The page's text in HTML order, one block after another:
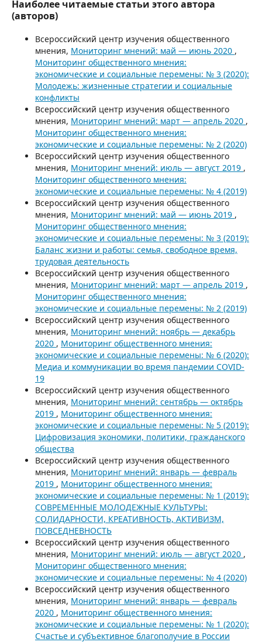
Наиболее читаемые статьи этого автора
(авторов)
Всероссийский центр изучения общественного
мнения, Мониторинг мнений: май — июнь 2020 ,
Мониторинг общественного мнения:
экономические и социальные перемены: № 3 (2020):
Молодежь: жизненные стратегии и социальные
конфликты
Всероссийский центр изучения общественного
мнения, Мониторинг мнений: март — апрель 2020 ,
Мониторинг общественного мнения:
экономические и социальные перемены: № 2 (2020)
Всероссийский центр изучения общественного
мнения, Мониторинг мнений: июль — август 2019 ,
Мониторинг общественного мнения:
экономические и социальные перемены: № 4 (2019)
Всероссийский центр изучения общественного
мнения, Мониторинг мнений: май — июнь 2019 ,
Мониторинг общественного мнения:
экономические и социальные перемены: № 3 (2019):
Баланс жизни и работы: семья, свободное время,
трудовая деятельность
Всероссийский центр изучения общественного
мнения, Мониторинг мнений: март — апрель 2019 ,
Мониторинг общественного мнения:
экономические и социальные перемены: № 2 (2019)
Всероссийский центр изучения общественного
мнения, Мониторинг мнений: ноябрь — декабрь
2020 , Мониторинг общественного мнения:
экономические и социальные перемены: № 6 (2020):
Медиа и коммуникации во время пандемии COVID-
19
Всероссийский центр изучения общественного
мнения, Мониторинг мнений: сентябрь — октябрь
2019 , Мониторинг общественного мнения:
экономические и социальные перемены: № 5 (2019):
Цифровизация экономики, политики, гражданского
общества
Всероссийский центр изучения общественного
мнения, Мониторинг мнений: январь — февраль
2019 , Мониторинг общественного мнения:
экономические и социальные перемены: № 1 (2019):
СОВРЕМЕННЫЕ МОЛОДЕЖНЫЕ КУЛЬТУРЫ:
СОЛИДАРНОСТИ, КРЕАТИВНОСТЬ, АКТИВИЗМ,
ПОВСЕДНЕВНОСТЬ
Всероссийский центр изучения общественного
мнения, Мониторинг мнений: июль — август 2020 ,
Мониторинг общественного мнения:
экономические и социальные перемены: № 4 (2020)
Всероссийский центр изучения общественного
мнения, Мониторинг мнений: январь — февраль
2020 , Мониторинг общественного мнения:
экономические и социальные перемены: № 1 (2020):
Счастье и субъективное благополучие в России